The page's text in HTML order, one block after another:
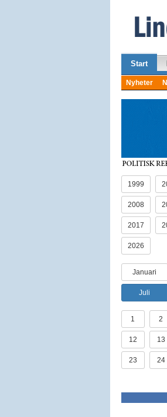
Start
Nyheter
1999
2008
2017
2026
Januari
Juli
1 2
12 13
23 24